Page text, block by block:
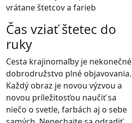
Čas vziať štetec do
ruky
Cesta krajinomaľby je nekonečné
dobrodružstvo plné objavovania.
Každý obraz je novou výzvou a
novou príležitosťou naučiť sa
niečo o svetle, farbách aj o sebe